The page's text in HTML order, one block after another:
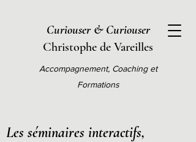
Curiouser & Curiouser
Christophe de Vareilles
Accompagnement, Coaching et
Formations
Les séminaires interactifs,